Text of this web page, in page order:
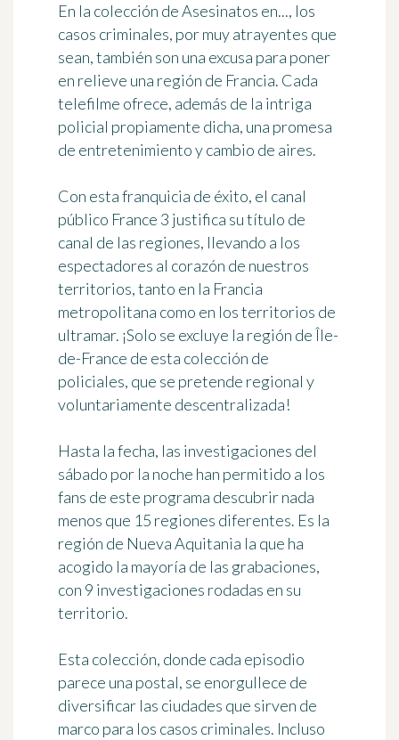
En la colección de Asesinatos en..., los
casos criminales, por muy atrayentes que
sean, también son una excusa para poner
en relieve una región de Francia. Cada
telefilme ofrece, además de la intriga
policial propiamente dicha, una promesa
de entretenimiento y cambio de aires.
Con esta franquicia de éxito, el canal
público France 3 justifica su título de
canal de las regiones, llevando a los
espectadores al corazón de nuestros
territorios, tanto en la Francia
metropolitana como en los territorios de
ultramar. ¡Solo se excluye la región de Île-
de-France de esta colección de
policiales, que se pretende regional y
voluntariamente descentralizada!
Hasta la fecha, las investigaciones del
sábado por la noche han permitido a los
fans de este programa descubrirnada
menos que 15 regiones diferentes. Es la
región de Nueva Aquitania la que ha
acogido la mayoría de las grabaciones,
con 9 investigaciones rodadas en su
territorio.
Esta colección, donde cada episodio
parece una postal, se enorgullece de
diversificar las ciudades que sirven de
marco para los casos criminales. Incluso